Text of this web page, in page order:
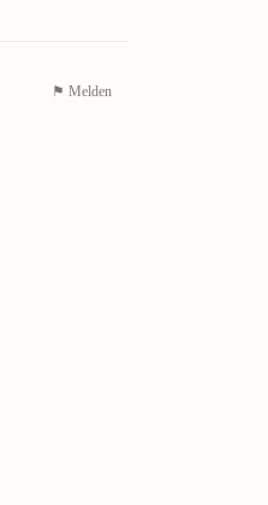
⚑ Melden